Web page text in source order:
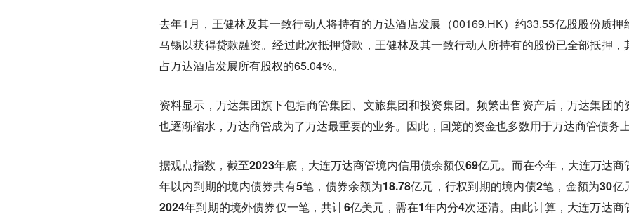
去年1月，王健林及其一致行动人将持有的万达酒店发展（00169.HK）约33.55亿股股份质押
马锡以获得贷款融资。经过此次抵押贷款，王健林及其一致行动人所持有的股份已全部抵押，
占万达酒店发展所有股权的65.04%。
资料显示，万达集团旗下包括商管集团、文旅集团和投资集团。频繁出售资产后，万达集团的
也逐渐缩水，万达商管成为了万达最重要的业务。因此，回笼的资金也多数用于万达商管债务上
据观点指数，截至2023年底，大连万达商管境内信用债余额仅69亿元。而在今年，大连万达商
年以内到期的境内债券共有5笔，债券余额为18.78亿元，行权到期的境内债2笔，金额为30亿
2024年到期的境外债券仅一笔，共计6亿美元，需在1年内分4次还清。由此计算，大连万达商